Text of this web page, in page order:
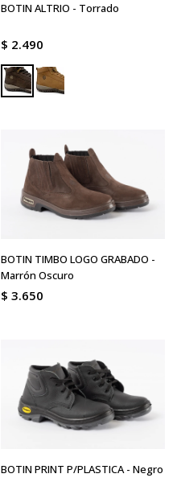
BOTIN ALTRIO - Torrado
$ 2.490
BOTIN TIMBO LOGO GRABADO -
Marrón Oscuro
$ 3.650
BOTIN PRINT P/PLASTICA - Negro